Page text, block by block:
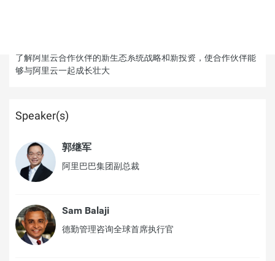
了解阿里云合作伙伴的新生态系统战略和新投资，使合作伙伴能
够与阿里云一起成长壮大
Speaker(s)
郭继军
阿里巴巴集团副总裁
Sam Balaji
德勤管理咨询全球首席执行官